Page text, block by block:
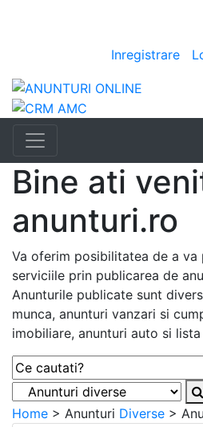
Inregistrare
Bine ati
anunturi.ro
Va oferim posibilitatea de a va
serviciile prin publicarea de
Anunturile publicate sunt
munca, anunturi vanzari si
imobiliare, anunturi auto si
Home > Anunturi Diverse >